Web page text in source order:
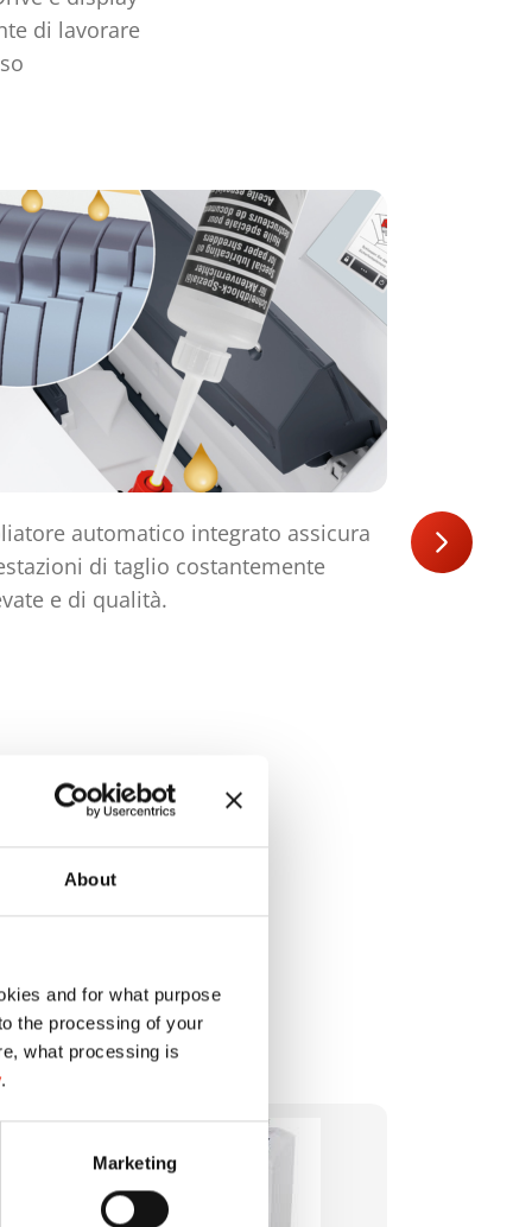
About
and for what purpose
the processing of your
what processing is
.
Marketing
di lavorare
automatico integrato assicura
di taglio costantemente
e di qualità.
Il potente